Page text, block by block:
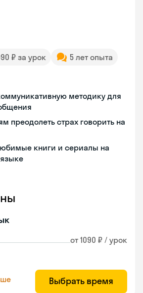
₽ за урок
5 лет опыта
методику для
преодолеть страх говорить на
книги и сериалы на
от 1090 ₽ / урок
Выбрать время